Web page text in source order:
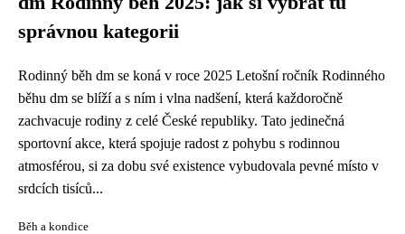
správnou kategorii
Rodinný běh dm se koná v roce 2025 Letošní ročník Rodinného
běhu dm se blíží a s ním i vlna nadšení, která každoročně
zachvacuje rodiny z celé České republiky. Tato jedinečná
sportovní akce, která spojuje radost z pohybu s rodinnou
atmosférou, si za dobu své existence vybudovala pevné místo v
srdcích tisíců...
Běh a kondice